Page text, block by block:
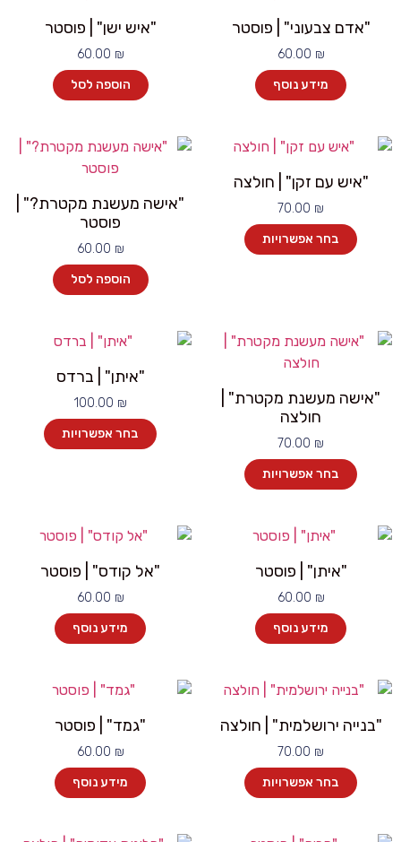
"אדם צבעוני" | פוסטר
60.00 ₪
מידע נוסף
"איש ישן" | פוסטר
60.00 ₪
הוספה לסל
"איש עם זקן" | חולצה
70.00 ₪
בחר אפשרויות
"אישה מעשנת מקטרת?" |
פוסטר
60.00 ₪
הוספה לסל
"אישה מעשנת מקטרת" |
חולצה
70.00 ₪
בחר אפשרויות
"איתן" | ברדס
100.00 ₪
בחר אפשרויות
"איתן" | פוסטר
60.00 ₪
מידע נוסף
"אל קודס" | פוסטר
60.00 ₪
מידע נוסף
"בנייה ירושלמית" | חולצה
70.00 ₪
בחר אפשרויות
"גמד" | פוסטר
60.00 ₪
מידע נוסף